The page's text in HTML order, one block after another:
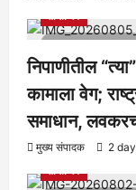
1 minute read
निपाणीतील
कामाला वेग;
समाधान, लवकरच
मुख्य संपादक 2
आरोग्य क्रीडा